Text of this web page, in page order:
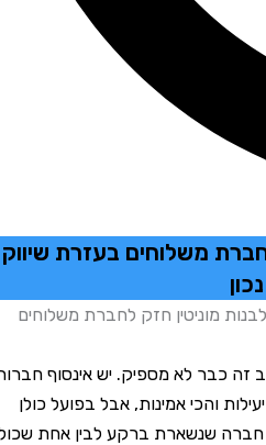
משלוחים בעזרת שיווק
נכון
מוניטין חזק לחברת משלוחים
כבר לא מספיק. יש אינסוף חברות
והכי אמינות, אבל בפועל כולן
שנשארת ברקע לבין אחת שכולם